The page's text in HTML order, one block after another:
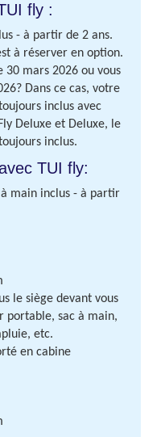
fly :
- à partir de 2 ans.
à réserver en option.
30 mars 2026 ou vous
Dans ce cas, votre
inclus avec
Deluxe et Deluxe, le
inclus.
TUI fly:
main inclus - à partir
le siège devant vous
portable, sac à main,
etc.
en cabine